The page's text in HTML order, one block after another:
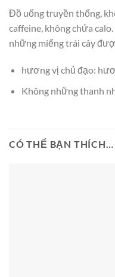
Đồ uống truyền thống,
caffeine, không chứa
những miếng trái cây
hương vị chủ đạo:
Không những thanh
CÓ THỂ BẠN THÍCH…